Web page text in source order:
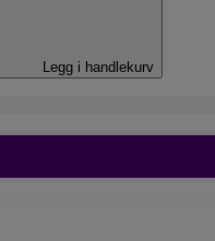
Legg i handlekurv